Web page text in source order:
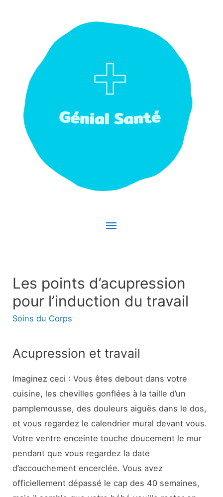
Menu
Les points d’acupression
pour l’induction du travail
Soins du Corps
Acupression et travail
Imaginez ceci : Vous êtes debout dans votre
cuisine, les chevilles gonflées à la taille d’un
pamplemousse, des douleurs aiguës dans le dos,
et vous regardez le calendrier mural devant vous.
Votre ventre enceinte touche doucement le mur
pendant que vous regardez la date
d’accouchement encerclée. Vous avez
officiellement dépassé le cap des 40 semaines,